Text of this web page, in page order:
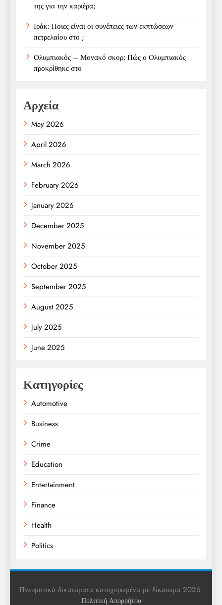
της για την καριέρα;
Ιράκ: Ποιες είναι οι συνέπειες των εκπτώσεων
πετρελαίου στο ;
Ολυμπιακός – Μονακό σκορ: Πώς ο Ολυμπιακός
προκρίθηκε στο
Αρχεία
May 2026
April 2026
March 2026
February 2026
January 2026
December 2025
November 2025
October 2025
September 2025
August 2025
July 2025
June 2025
Κατηγορίες
Automotive
Business
Crime
Education
Entertainment
Finance
Health
Politics
Science
Πνευματικά δικαιώματα κατοχυρωμένα με δίκαιωμα 2026.
Πολιτική Απορρήτου